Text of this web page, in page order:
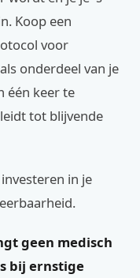
Koop een
voor
onderdeel van je
één keer te
tot blijvende
in je
geen medisch
bij ernstige